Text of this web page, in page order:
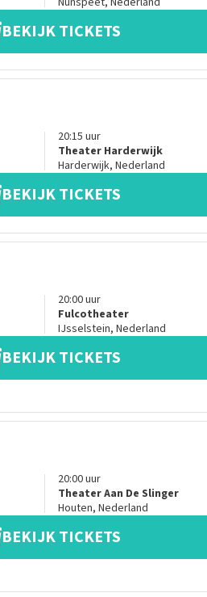
BEKIJK TICKETS
20:15 uur
Theater Harderwijk
Harderwijk, Nederland
BEKIJK TICKETS
20:00uur
Fulcotheater
IJsselstein, Nederland
BEKIJK TICKETS
20:00uur
Theater Aan De Slinger
Houten, Nederland
BEKIJK TICKETS